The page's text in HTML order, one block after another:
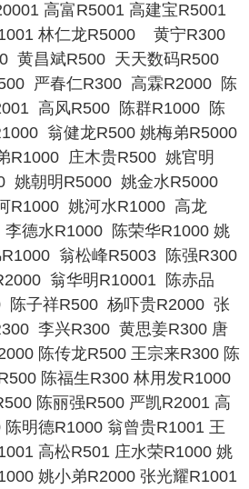
高富R5001 高建宝R5001
林仁龙R5000 黄宁R300
黄昌斌R500 天天数码R500
严春仁R300 高霖R2000 陈
高风R500 陈群R1000 陈
翁健龙R500 姚梅弟R5000
R1000 庄木贵R500 姚官明
姚朝明R5000 姚金水R5000
R1000 姚河水R1000 高龙
德水R1000 陈荣华R1000 姚
翁松峰R5003 陈强R300
翁华明R10001 陈赤品
陈子祥R500 杨吓贵R2000 张
李兴R300 黄思姜R300 唐
陈传龙R500 王宗来R300 陈
陈福生R300 林用发R1000
陈丽强R500 严凯R2001 高
明德R1000 翁曾贵R1001 王
高松R501 庄水荣R1000 姚
姚小弟R2000 张光耀R1001